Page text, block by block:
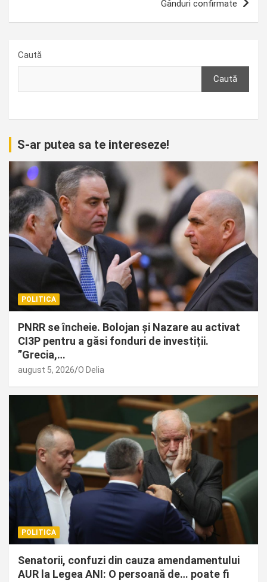
Gânduri confirmate
Caută
Caută
S-ar putea sa te intereseze!
POLITICA
PNRR se încheie. Bolojan și Nazare au activat
CI3P pentru a găsi fonduri de investiții.
”Grecia,…
august 5, 2026 O Delia
POLITICA
Senatorii, confuzi din cauza amendamentului
AUR la Legea ANI: O persoană de… poate fi